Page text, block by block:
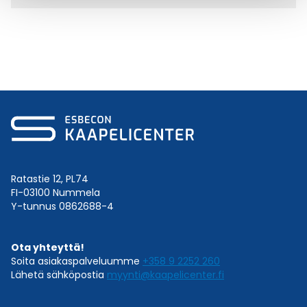
Ratastie 12, PL74
FI-03100 Nummela
Y-tunnus 0862688-4
Ota yhteyttä!
Soita asiakaspalveluumme +358 9 2252 260
Lähetä sähköpostia myynti@kaapelicenter.fi